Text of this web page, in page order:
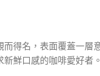
得名，表面覆蓋一層
鮮口感的咖啡愛好者。